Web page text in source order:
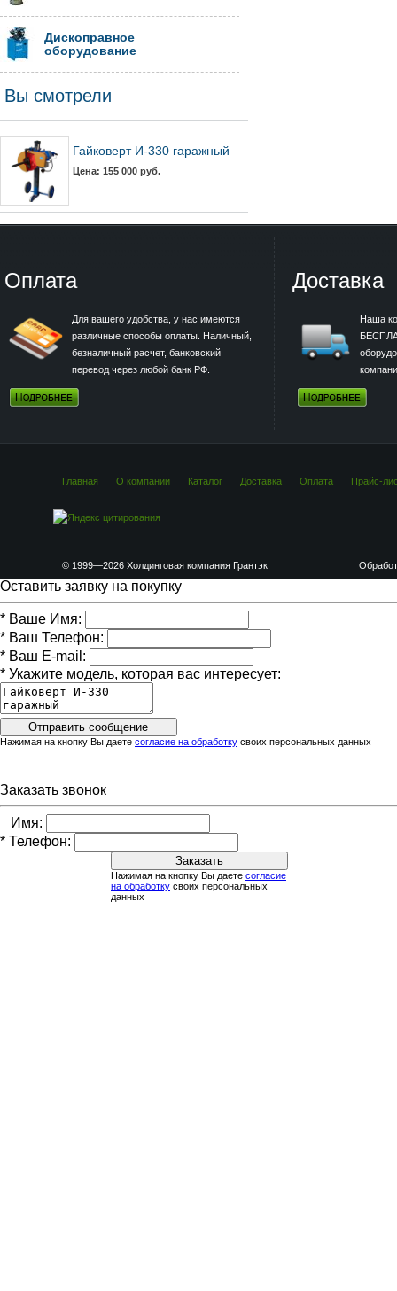
Дископравное
оборудование
Вы смотрели
Гайковерт И-330 гаражный
Цена: 155 000 руб.
Оплата
Для вашего удобства, у нас имеются
различные способы оплаты. Наличный,
безналичный расчет, банковский
перевод через любой банк РФ.
Доставка
Наша
Главная О компании Каталог Доставка Оплата Прайс-
© 1999—2026 Холдинговая компания Грантэк
Оставить заявку на покупку
* Ваше Имя:
* Ваш Телефон:
* Ваш E-mail:
* Укажите модель, которая вас интересует:
Нажимая на кнопку Вы даете согласие на обработку своих персональных данных
Заказать звонок
Имя:
* Телефон:
Нажимая на кнопку Вы даете согласие
на обработку своих персональных
данных